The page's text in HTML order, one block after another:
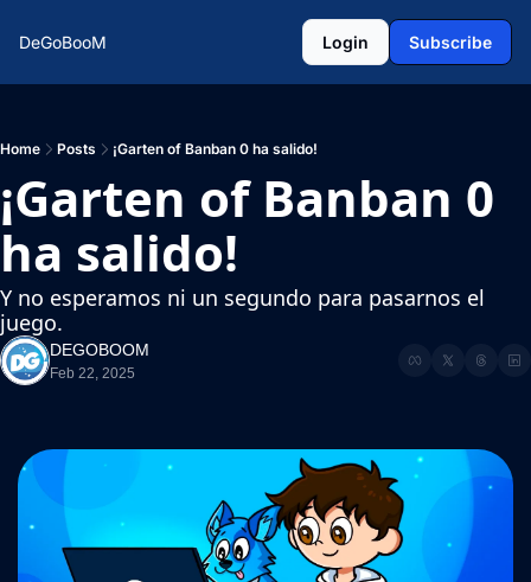
DeGoBooM Login Subscribe
Home Posts ¡Garten of Banban 0 ha salido!
¡Garten of Banban 0
ha salido!
Y no esperamos ni un segundo para pasarnos el
juego.
DEGOBOOM
Feb 22, 2025